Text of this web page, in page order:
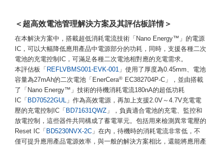
＜超高效電池管理解決方案及其評估板詳情＞
在本解決方案中，搭載超低消耗電流技術「Nano Energy™」的電源
IC，可以大幅降低應用產品中電源部分的功耗，同時，支援各種二次
電池的充電控制IC，可滿足各種二次電池相對應的充電需求。
本評估板「 REFLVBMS001-EVK-001 」使用了厚度為0.45mm、電池
容量為27mAh的二次電池「EnerCera®
EC382704P-C」，並由搭載
了「Nano Energy™」技術的待機消耗電流180nA的超低功耗
IC「 BD70522GUL 」作為高效電源，再加上支援2.0V～4.7V充電電
壓的充電控制IC「 BD71631QWZ 」，負責適合電池的充電、監控和
放電控制，這些器件共同構成了蓄電單元。包括用來檢測異常電壓的
Reset IC「 BD5230NVX-2C 」在內，待機時的消耗電流非常低，不
僅可提升應用產品電源效率，與一般的解決方案相比，還能將應用產